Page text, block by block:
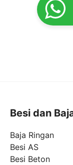
Besi dan
Baja Ringan
Besi AS
Besi Beton